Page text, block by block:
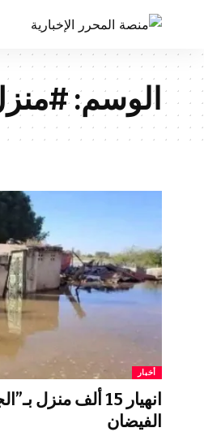
الوسم:
أخبار
انهيار 15 ألف منزل
الفيضان